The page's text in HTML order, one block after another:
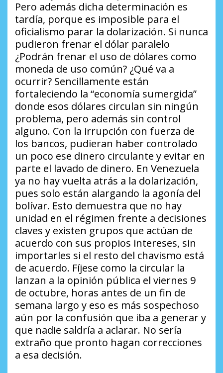
Pero además dicha determinación es
tardía, porque es imposible para el
oficialismo parar la dolarización. Si nunca
pudieron frenar el dólar paralelo
¿Podrán frenar el uso de dólares como
moneda de uso común? ¿Qué va a
ocurrir? Sencillamente están
fortaleciendo la “economía sumergida”
donde esos dólares circulan sin ningún
problema, pero además sin control
alguno. Con la irrupción con fuerza de
los bancos, pudieran haber controlado
un poco ese dinero circulante y evitar en
parte el lavado de dinero. En Venezuela
ya no hay vuelta atrás a la dolarización,
pues solo están alargando la agonía del
bolívar. Esto demuestra que no hay
unidad en el régimen frente a decisiones
claves y existen grupos que actúan de
acuerdo con sus propios intereses, sin
importarles si el resto del chavismo está
de acuerdo. Fíjese como la circular la
lanzan a la opinión pública el viernes 9
de octubre, horas antes de un fin de
semana largo y eso es más sospechoso
aún por la confusión que iba a generar y
que nadie saldría a aclarar. No sería
extraño que pronto hagan correcciones
a esa decisión.